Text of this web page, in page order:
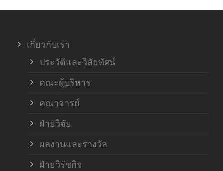
เกี่ยวกับเรา
ประวัติและวิสัยทัศน์
คณะผู้บริหาร
คณาจารย์
ฝ่ายวิจัย
ผลงานและรางวัล
ฝ่ายวิรัชกิจ